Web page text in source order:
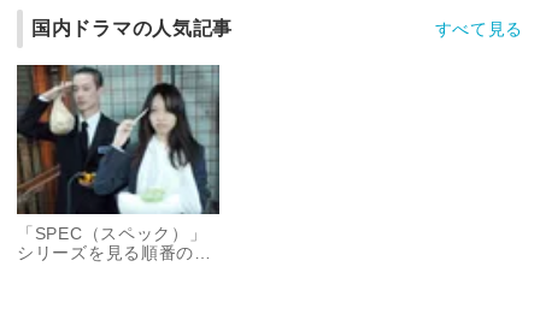
国内ドラマの人気記事 すべて見る
「SPEC（スペック）」
シリーズを見る順番のお